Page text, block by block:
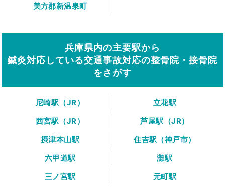
美方郡新温泉町
兵庫県内の主要駅から
鍼灸対応している交通事故対応の整骨院・接骨院
をさがす
尼崎駅（JR）
立花駅
西宮駅（JR）
芦屋駅（JR）
摂津本山駅
住吉駅（神戸市）
六甲道駅
灘駅
三ノ宮駅
元町駅